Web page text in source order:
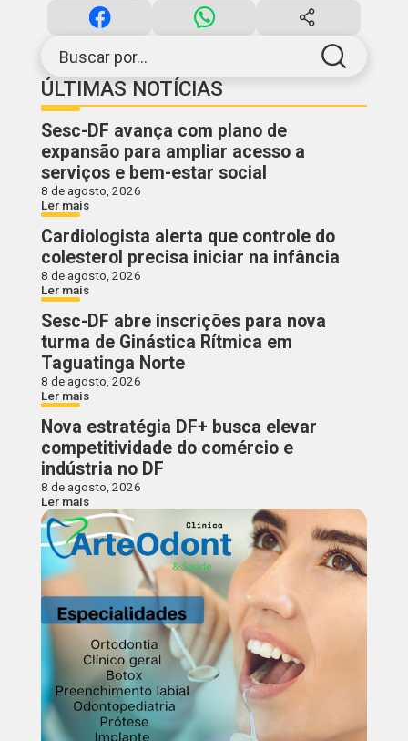
Buscar por...
ÚLTIMAS NOTÍCIAS
Sesc-DF avança com plano de
expansão para ampliar acesso a
serviços e bem-estar social
8 de agosto, 2026
Ler mais
Cardiologista alerta que controle do
colesterol precisa iniciar na infância
8 de agosto, 2026
Ler mais
Sesc-DF abre inscrições para nova
turma de Ginástica Rítmica em
Taguatinga Norte
8 de agosto, 2026
Ler mais
Nova estratégia DF+ busca elevar
competitividade do comércio e
indústria no DF
8 de agosto, 2026
Ler mais